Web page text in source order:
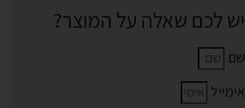
יש לכם שאלה על המוצר?
שם
אימייל